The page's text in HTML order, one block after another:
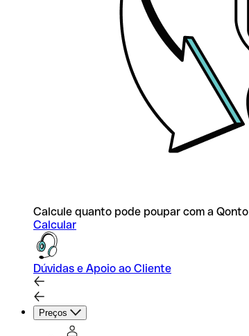
Calcule quanto pode poupar com a Qonto
Calcular
Dúvidas e Apoio ao Cliente
Preços